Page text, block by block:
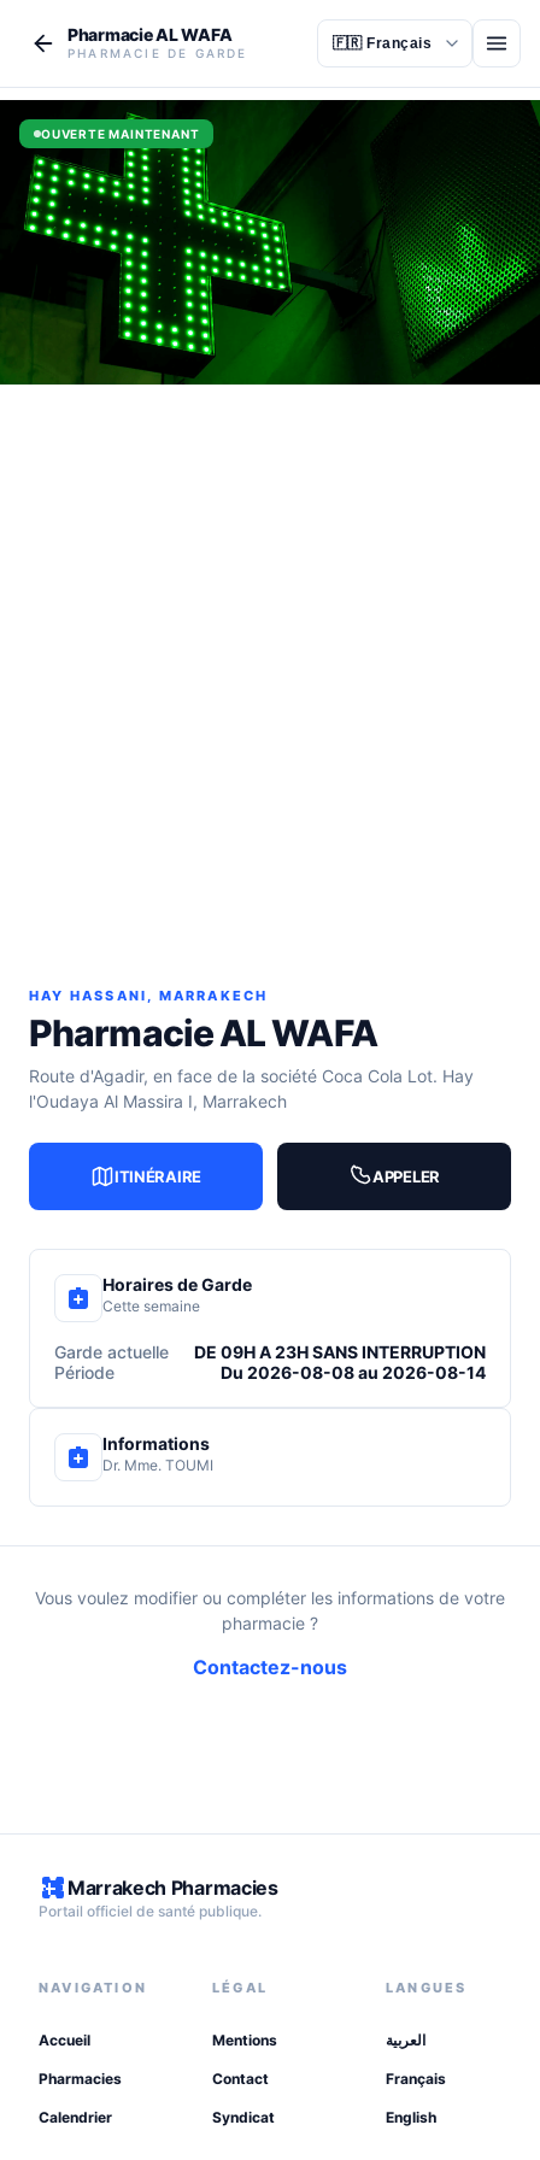
Pharmacie AL WAFA
PHARMACIE DE GARDE
OUVERTE MAINTENANT
HAY HASSANI, MARRAKECH
Pharmacie AL WAFA
Route d'Agadir, en face de la société Coca Cola Lot. Hay
l'Oudaya Al Massira I, Marrakech
ITINÉRAIRE APPELER
Horaires de Garde
Cette semaine
Garde actuelle
DE 09H A 23H SANS INTERRUPTION
Période
Du 2026-08-08 au 2026-08-14
Informations
Dr. Mme. TOUMI
Vous voulez modifier ou compléter les informations de votre
pharmacie ?
Contactez-nous
Marrakech Pharmacies
Portail officiel de santé publique.
NAVIGATION
Accueil
Pharmacies
Calendrier
LÉGAL
Mentions
Contact
Syndicat
LANGUES
العربية
Français
English